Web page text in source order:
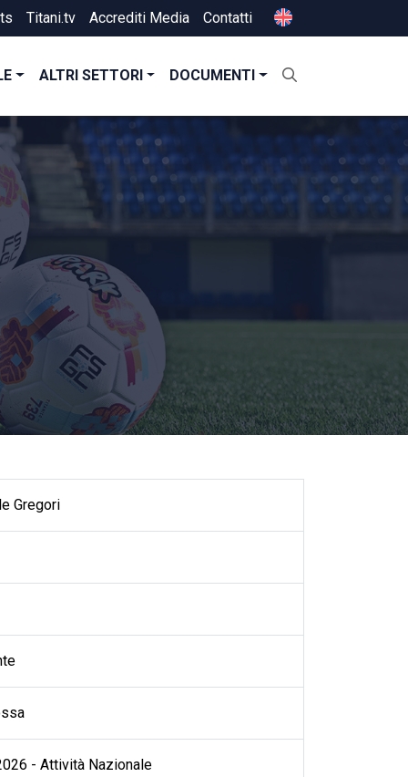
Titani.tv Accrediti Media Contatti
ALTRI SETTORI DOCUMENTI
Gregori
- Attività Nazionale